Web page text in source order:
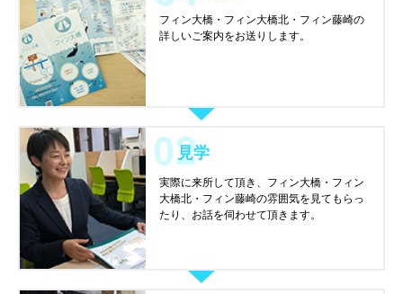
フィン大橋・フィン大橋北・フィン藤崎の
詳しいご案内をお送りします。
見学
実際に来所して頂き、フィン大橋・フィン
大橋北・フィン藤崎の雰囲気を見てもらっ
たり、お話を伺わせて頂きます。